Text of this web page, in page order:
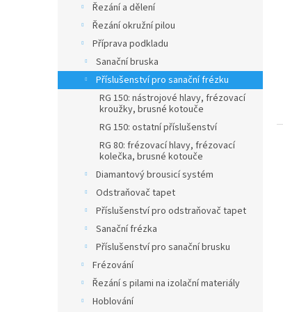
Řezání a dělení
Řezání okružní pilou
Příprava podkladu
Sanační bruska
Příslušenství pro sanační frézku
RG 150: nástrojové hlavy, frézovací
kroužky, brusné kotouče
RG 150: ostatní příslušenství
RG 80: frézovací hlavy, frézovací
kolečka, brusné kotouče
Diamantový brousicí systém
Odstraňovač tapet
Příslušenství pro odstraňovač tapet
Sanační frézka
Příslušenství pro sanační brusku
Frézování
Řezání s pilami na izolační materiály
Hoblování